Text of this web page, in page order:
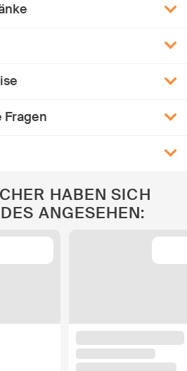
Fragen
HABEN SICH
ANGESEHEN: